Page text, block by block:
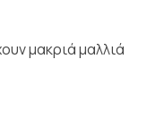
μακριά μαλλιά